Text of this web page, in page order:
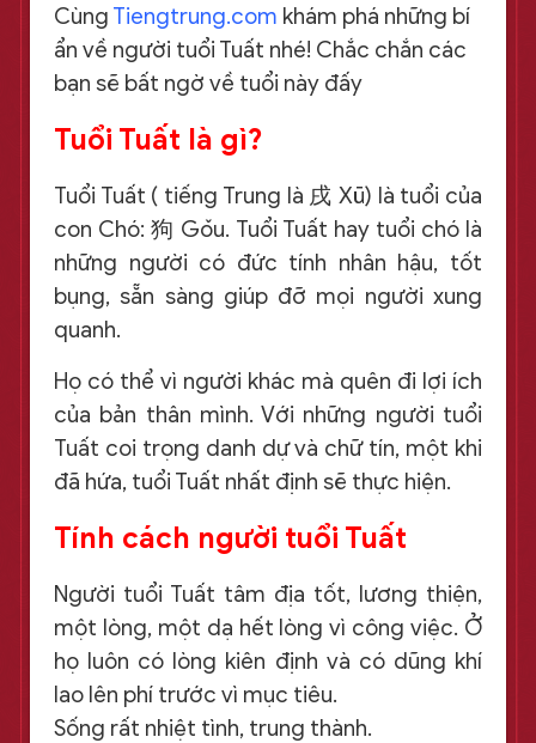
Cùng Tiengtrung.com khám phá những bí
ẩn về người tuổi Tuất nhé! Chắc chắn các
bạn sẽ bất ngờ về tuổi này đấy
Tuổi Tuất là gì?
Tuổi Tuất ( tiếng Trung là 戌 Xū) là tuổi của
con Chó: 狗 Gǒu. Tuổi Tuất hay tuổi chó là
những người có đức tính nhân hậu, tốt
bụng, sẵn sàng giúp đỡ mọi người xung
quanh.
Họ có thể vì người khác mà quên đi lợi ích
của bản thân mình. Với những người tuổi
Tuất coi trọng danh dự và chữ tín, một khi
đã hứa, tuổi Tuất nhất định sẽ thực hiện.
Tính cách người tuổi Tuất
Người tuổi Tuất tâm địa tốt, lương thiện,
một lòng, một dạ hết lòng vì công việc. Ở
họ luôn có lòng kiên định và có dũng khí
lao lên phí trước vì mục tiêu.
Sống rất nhiệt tình, trung thành.